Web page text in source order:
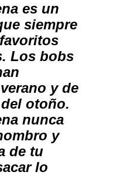
es un
siempre
Los bobs
y de
otoño.
nunca
y
de tu
lo